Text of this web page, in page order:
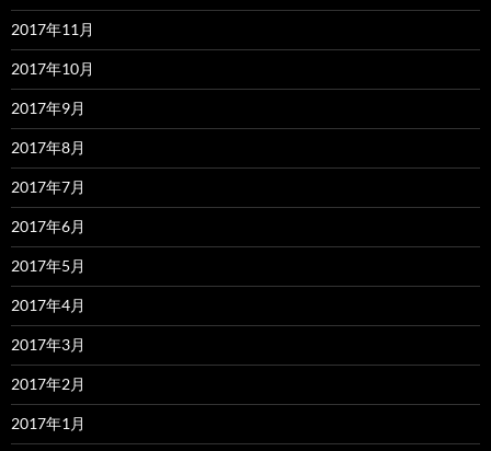
2017年11月
2017年10月
2017年9月
2017年8月
2017年7月
2017年6月
2017年5月
2017年4月
2017年3月
2017年2月
2017年1月